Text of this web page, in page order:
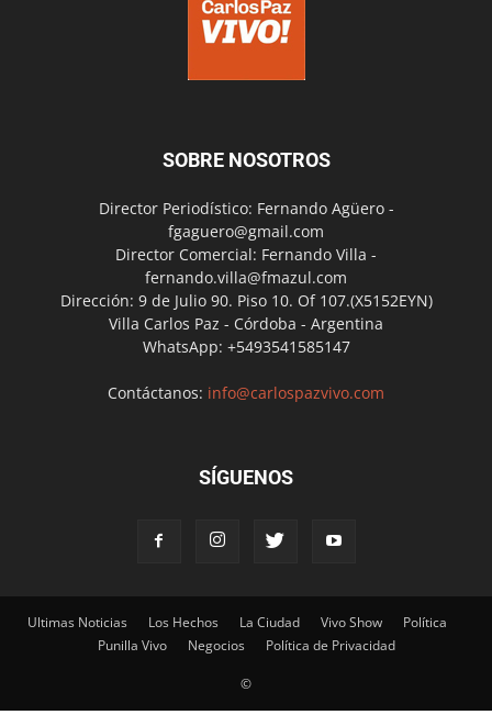
SOBRE NOSOTROS
Director Periodístico: Fernando Agüero -
fgaguero@gmail.com
Director Comercial: Fernando Villa -
fernando.villa@fmazul.com
Dirección: 9 de Julio 90. Piso 10. Of 107.(X5152EYN)
Villa Carlos Paz - Córdoba - Argentina
WhatsApp: +5493541585147
Contáctanos: info@carlospazvivo.com
SÍGUENOS
Ultimas Noticias Los Hechos La Ciudad Vivo Show
Política
Punilla Vivo
Negocios Política de Privacidad
©